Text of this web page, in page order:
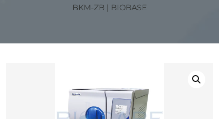
BKM-ZB | BIOBASE